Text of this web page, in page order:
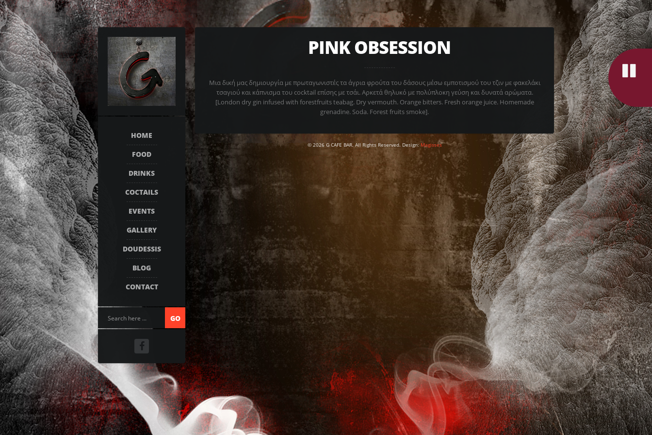
HOME
FOOD
DRINKS
COCTAILS
EVENTS
GALLERY
DOUDESSIS
BLOG
CONTACT
PINK OBSESSION
Μια δική μας δημιουργία με πρωταγωνιστές τα άγρια φρούτα του δάσους μέσω εμποτισμού του τζιν με φακελάκι
τσαγιού και κάπνισμα του cocktail επίσης με τσάι. Αρκετά θηλυκό με πολύπλοκη γεύση και δυνατά αρώματα.
[London dry gin infused with forestfruits teabag. Dry vermouth. Orange bitters. Fresh orange juice. Homemade
grenadine. Soda. Forest fruits smoke].
© 2026 G CAFE BAR. All Rights Reserved. Design: Magisses